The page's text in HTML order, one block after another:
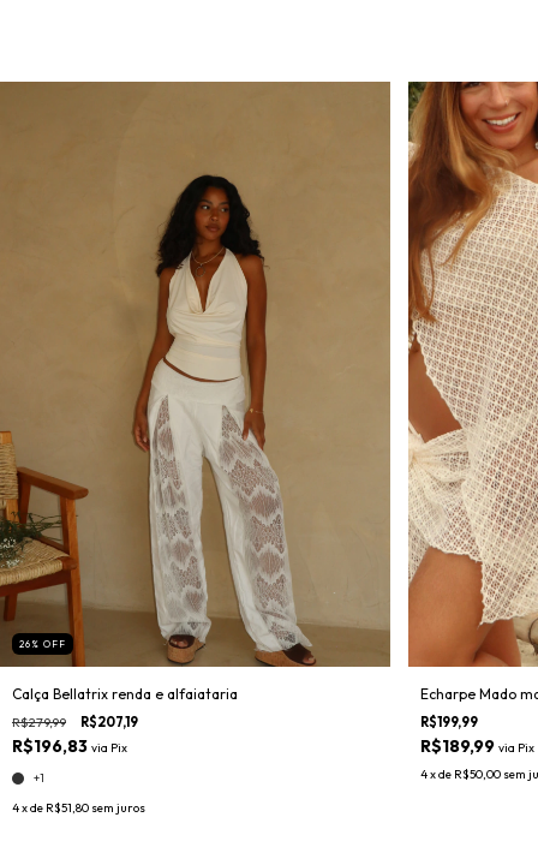
26 % OFF
Calça Bellatrix renda e alfaiataria
R$279,99 R$207,19
R$196,83 via Pix
+1
4x de R$51,80 sem juros
Echarpe Mado
R$199,99
R$189,99 via Pix
4x de R$50,00 sem